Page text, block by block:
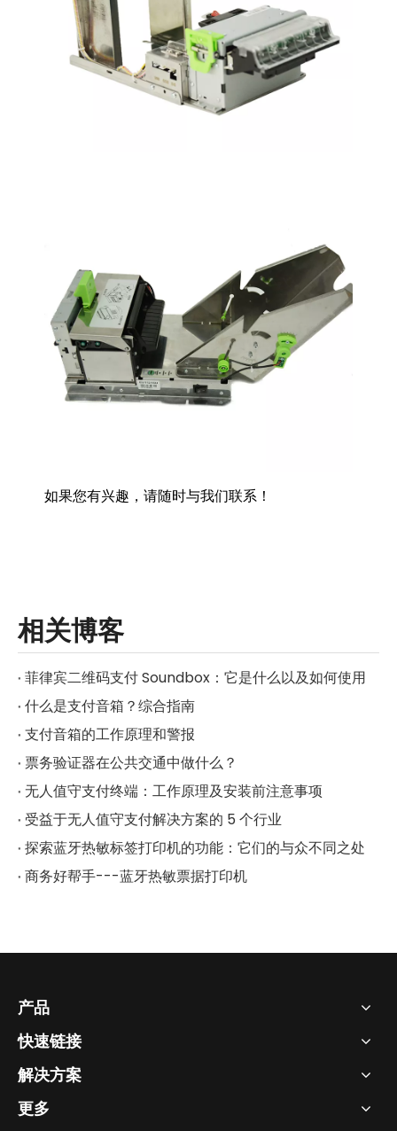
如果您有兴趣，请随时与我们联系！
相关博客
菲律宾二维码支付 Soundbox：它是什么以及如何使用
什么是支付音箱？综合指南
支付音箱的工作原理和警报
票务验证器在公共交通中做什么？
无人值守支付终端：工作原理及安装前注意事项
受益于无人值守支付解决方案的 5 个行业
探索蓝牙热敏标签打印机的功能：它们的与众不同之处
商务好帮手---蓝牙热敏票据打印机
产品
快速链接
解决方案
更多